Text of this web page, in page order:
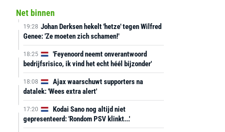
Net binnen
19:28 Johan Derksen hekelt 'hetze' tegen Wilfred
Genee: 'Ze moeten zich schamen!'
18:25
'Feyenoord neemt onverantwoord
bedrijfsrisico, ik vind het echt héél bijzonder'
18:08
Ajax waarschuwt supporters na
datalek: 'Wees extra alert'
17:20
Kodai Sano nog altijd niet
gepresenteerd: 'Rondom PSV klinkt...'